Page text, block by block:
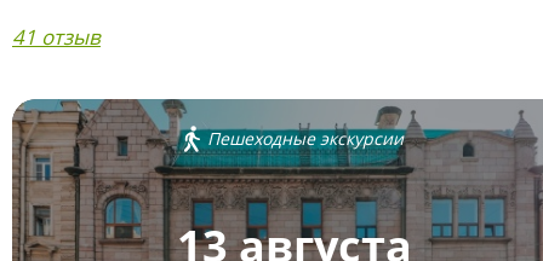
41 отзыв
Пешеходные экскурсии
13 августа